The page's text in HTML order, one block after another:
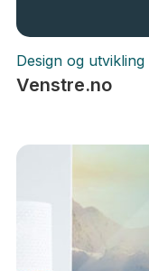
Design og utvikling
Venstre.no